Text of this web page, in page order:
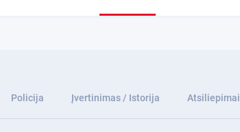
Policija Įvertinimas / Istorija Atsiliepimai